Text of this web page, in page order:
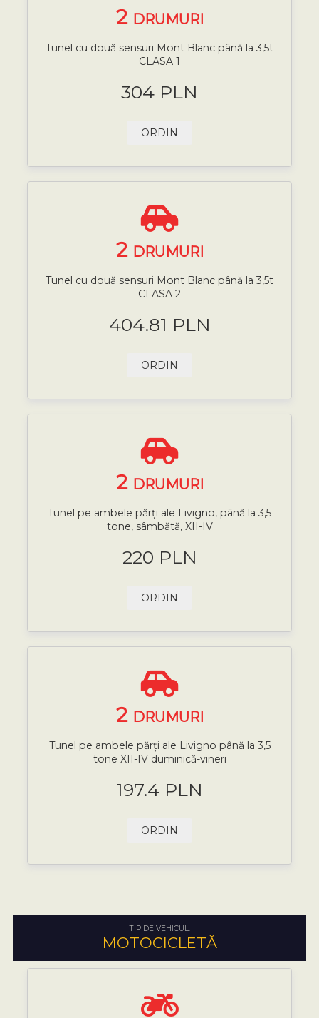
2 DRUMURI
Tunel cu două sensuri Mont Blanc până la 3,5t
CLASA 1
304 PLN
ORDIN
2 DRUMURI
Tunel cu două sensuri Mont Blanc până la 3,5t
CLASA 2
404.81 PLN
ORDIN
2 DRUMURI
Tunel pe ambele părți ale Livigno, până la 3,5
tone, sâmbătă, XII-IV
220 PLN
ORDIN
2 DRUMURI
Tunel pe ambele părți ale Livigno până la 3,5
tone XII-IV duminică-vineri
197.4 PLN
ORDIN
TIP DE VEHICUL:
MOTOCICLETĂ